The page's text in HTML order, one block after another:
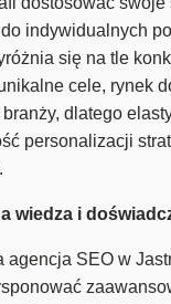
indywidualnych
się na tle
cele, rynek
dlatego
personalizacji
wiedza i
agencja SEO w